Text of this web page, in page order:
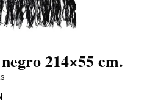
214×55 cm.